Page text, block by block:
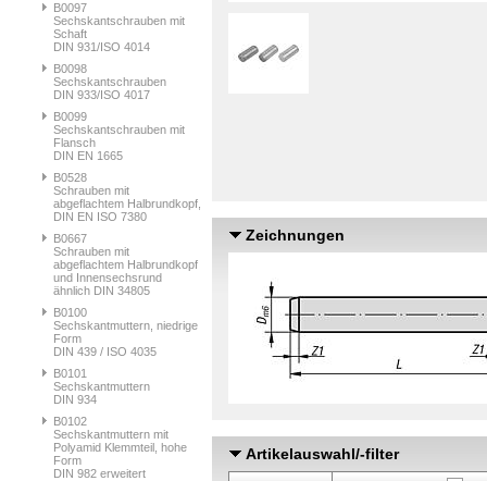
B0097
Sechskantschrauben mit
Schaft
DIN 931/ISO 4014
B0098
Sechskantschrauben
DIN 933/ISO 4017
B0099
Sechskantschrauben mit
Flansch
DIN EN 1665
B0528
Schrauben mit
abgeflachtem Halbrundkopf,
DIN EN ISO 7380
B0667
Schrauben mit
abgeflachtem Halbrundkopf
und Innensechsrund
ähnlich DIN 34805
B0100
Sechskantmuttern, niedrige
Form
DIN 439 / ISO 4035
B0101
Sechskantmuttern
DIN 934
B0102
Sechskantmuttern mit
Polyamid Klemmteil, hohe
Form
DIN 982 erweitert
Zeichnungen
Artikelauswahl/-filter